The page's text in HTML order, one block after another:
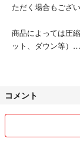
ただく場合もござい
商品によっては圧
ット、ダウン等）
商品をより安く提
※サイズが違った
出品者都合で返品
応は、到着から1
コメント